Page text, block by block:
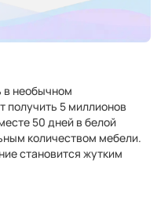
в необычном
получить 5 миллионов
50 дней в белой
количеством мебели.
становится жутким